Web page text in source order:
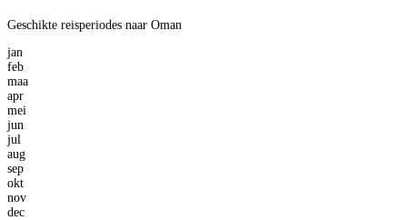
Geschikte reisperiodes naar Oman
jan
feb
maa
apr
mei
jun
jul
aug
sep
okt
nov
dec